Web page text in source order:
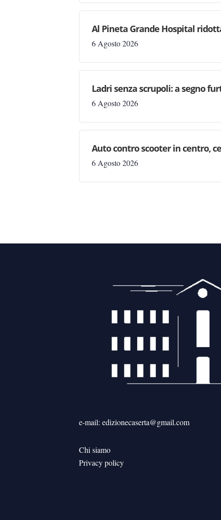
Al Pineta Grande Hospital
6 Agosto 2026
Ladri senza scrupoli: a segno
6 Agosto 2026
Auto contro scooter in centro,
6 Agosto 2026
e-mail: edizionecaserta@gmail.com
Chi siamo
Privacy policy